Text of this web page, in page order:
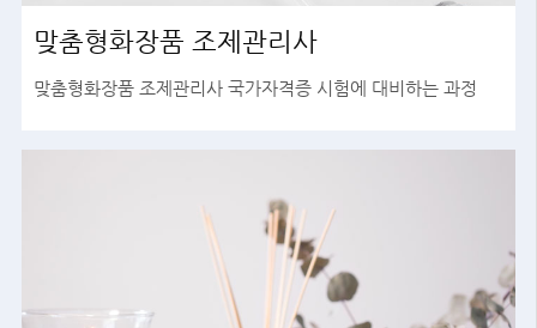
맞춤형화장품 조제관리사
맞춤형화장품 조제관리사 국가자격증 시험에 대비하는 과정